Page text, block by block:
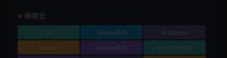
标签云
3D 3dMax插件 Artstation
blender Blender插件 Blender教程